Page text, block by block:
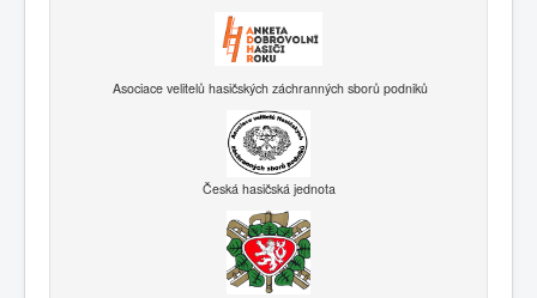
Asociace velitelů hasičských záchranných sborů podniků
Česká hasičská jednota